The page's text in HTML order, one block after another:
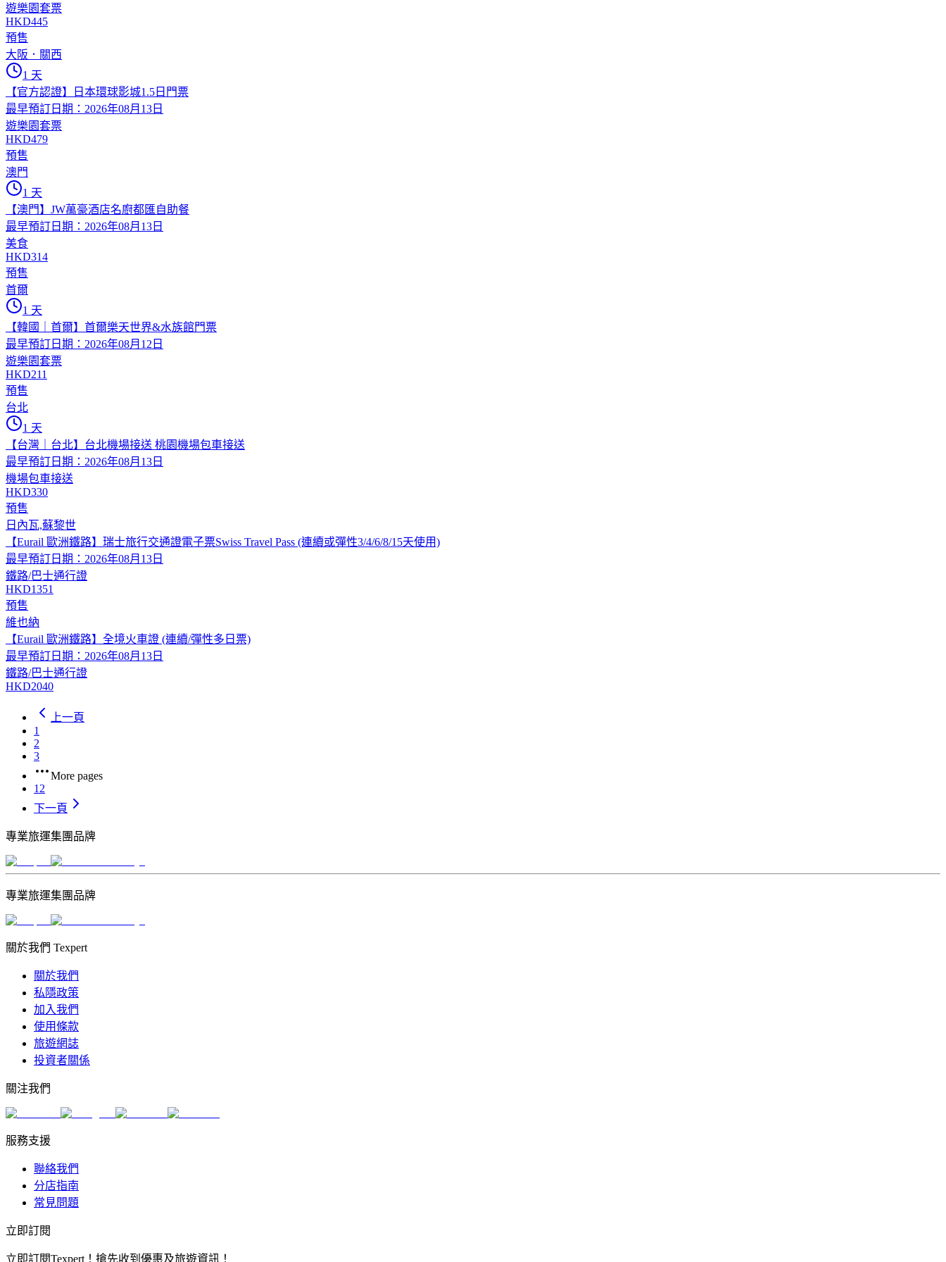
遊樂園套票
HKD445
預售
大阪．關西
1 天
【官方認證】日本環球影城1.5日門票
最早預訂日期：2026年08月13日
遊樂園套票
HKD479
預售
澳門
1 天
【澳門】JW萬豪酒店名廚都匯自助餐
最早預訂日期：2026年08月13日
美食
HKD314
預售
首爾
1 天
【韓國｜首爾】首爾樂天世界&水族館門票
最早預訂日期：2026年08月12日
遊樂園套票
HKD211
預售
台北
1 天
【台灣｜台北】台北機場接送 桃園機場包車接送
最早預訂日期：2026年08月13日
機場包車接送
HKD330
預售
日內瓦,蘇黎世
【Eurail 歐洲鐵路】瑞士旅行交通證電子票Swiss Travel Pass (連續或彈性3/4/6/8/15天使用)
最早預訂日期：2026年08月13日
鐵路/巴士通行證
HKD1351
預售
維也納
【Eurail 歐洲鐵路】全境火車證 (連續/彈性多日票)
最早預訂日期：2026年08月13日
鐵路/巴士通行證
HKD2040
上一頁
1
2
3
More pages
12
下一頁
專業旅運集團品牌
專業旅運集團品牌
關於我們 Texpert
關於我們
私隱政策
加入我們
使用條款
旅遊網誌
投資者關係
關注我們
服務支援
聯絡我們
分店指南
常見問題
立即訂閱
立即訂閱Texpert！搶先收到優惠及旅遊資訊！